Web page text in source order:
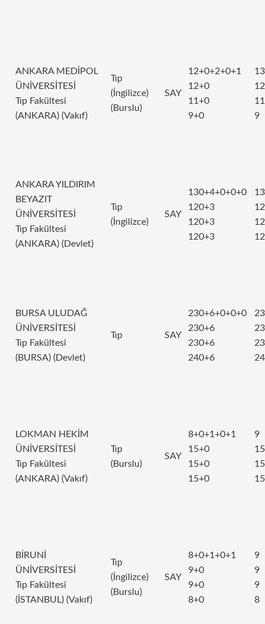
ANKARA MEDİPOL
ÜNİVERSİTESİ
Tıp Fakültesi
(ANKARA) (Vakıf)
Tıp
(İngilizce)
(Burslu)
SAY
12+0+2+0+1
12+0
11+0
9+0
13
12
11
9
ANKARA YILDIRIM
BEYAZIT
ÜNİVERSİTESİ
Tıp Fakültesi
(ANKARA) (Devlet)
Tıp
(İngilizce)
SAY
130+4+0+0+0
120+3
120+3
120+3
BURSA ULUDAĞ
ÜNİVERSİTESİ
Tıp Fakültesi
(BURSA) (Devlet)
Tıp SAY
230+6+0+0+0
230+6
230+6
240+6
LOKMAN HEKİM
ÜNİVERSİTESİ
Tıp Fakültesi
(ANKARA) (Vakıf)
Tıp
(Burslu)
SAY
8+0+1+0+1
15+0
15+0
15+0
9
15
15
15
BİRUNİ
ÜNİVERSİTESİ
Tıp Fakültesi
(İSTANBUL) (Vakıf)
Tıp
(İngilizce)
(Burslu)
SAY
8+0+1+0+1
9+0
9+0
8+0
9
9
9
8